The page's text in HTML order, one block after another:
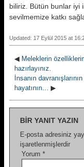
biliriz. Bütün bunlar iyi
sevilmemize katkı
Updated: 17 Eylül 2015 at
◀ Meleklerin
hazırlayınız.
İnsanın
hayatının… ▶
BIR YANIT YAZIN
E-posta adresiniz
işaretlenmişlerdir
Yorum *